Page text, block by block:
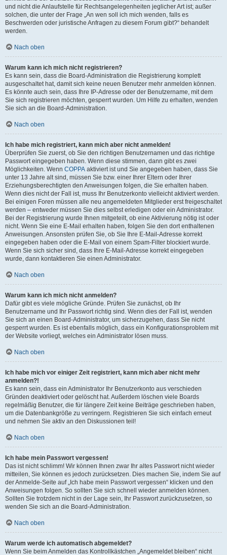
und nicht die Anlaufstelle für Rechtsangelegenheiten jeglicher Art ist; außer
solchen, die unter der Frage „An wen soll ich mich wenden, falls es
Beschwerden oder juristische Anfragen zu diesem Forum gibt?“ behandelt
werden.
Nach oben
Warum kann ich mich nicht registrieren?
Es kann sein, dass die Board-Administration die Registrierung komplett
ausgeschaltet hat, damit sich keine neuen Benutzer mehr anmelden können.
Es könnte auch sein, dass Ihre IP-Adresse oder der Benutzername, mit dem
Sie sich registrieren möchten, gesperrt wurden. Um Hilfe zu erhalten, wenden
Sie sich an die Board-Administration.
Nach oben
Ich habe mich registriert, kann mich aber nicht anmelden!
Überprüfen Sie zuerst, ob Sie den richtigen Benutzernamen und das richtige
Passwort eingegeben haben. Wenn diese stimmen, dann gibt es zwei
Möglichkeiten. Wenn COPPA aktiviert ist und Sie angegeben haben, dass Sie
unter 13 Jahre alt sind, müssen Sie bzw. einer Ihrer Eltern oder Ihrer
Erziehungsberechtigten den Anweisungen folgen, die Sie erhalten haben.
Wenn dies nicht der Fall ist, muss Ihr Benutzerkonto vielleicht aktiviert werden.
Bei einigen Foren müssen alle neu angemeldeten Mitglieder erst freigeschaltet
werden – entweder müssen Sie dies selbst erledigen oder ein Administrator.
Bei der Registrierung wurde Ihnen mitgeteilt, ob eine Aktivierung nötig ist oder
nicht. Wenn Sie eine E-Mail erhalten haben, folgen Sie den dort enthaltenen
Anweisungen. Ansonsten prüfen Sie, ob Sie Ihre E-Mail-Adresse korrekt
eingegeben haben oder die E-Mail von einem Spam-Filter blockiert wurde.
Wenn Sie sich sicher sind, dass Ihre E-Mail-Adresse korrekt eingegeben
wurde, dann kontaktieren Sie einen Administrator.
Nach oben
Warum kann ich mich nicht anmelden?
Dafür gibt es viele mögliche Gründe. Prüfen Sie zunächst, ob Ihr
Benutzername und Ihr Passwort richtig sind. Wenn dies der Fall ist, wenden
Sie sich an einen Board-Administrator, um sicherzugehen, dass Sie nicht
gesperrt wurden. Es ist ebenfalls möglich, dass ein Konfigurationsproblem mit
der Website vorliegt, welches ein Administrator lösen muss.
Nach oben
Ich habe mich vor einiger Zeit registriert, kann mich aber nicht mehr
anmelden?!
Es kann sein, dass ein Administrator Ihr Benutzerkonto aus verschieden
Gründen deaktiviert oder gelöscht hat. Außerdem löschen viele Boards
regelmäßig Benutzer, die für längere Zeit keine Beiträge geschrieben haben,
um die Datenbankgröße zu verringern. Registrieren Sie sich einfach erneut
und nehmen Sie aktiv an den Diskussionen teil!
Nach oben
Ich habe mein Passwort vergessen!
Das ist nicht schlimm! Wir können Ihnen zwar Ihr altes Passwort nicht wieder
mitteilen, Sie können es jedoch zurücksetzen. Dies machen Sie, indem Sie auf
der Anmelde-Seite auf „Ich habe mein Passwort vergessen“ klicken und den
Anweisungen folgen. So sollten Sie sich schnell wieder anmelden können.
Sollten Sie trotzdem nicht in der Lage sein, Ihr Passwort zurückzusetzen, so
wenden Sie sich an die Board-Administration.
Nach oben
Warum werde ich automatisch abgemeldet?
Wenn Sie beim Anmelden das Kontrollkästchen „Angemeldet bleiben“ nicht